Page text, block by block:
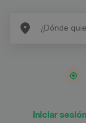
Iniciar sesión